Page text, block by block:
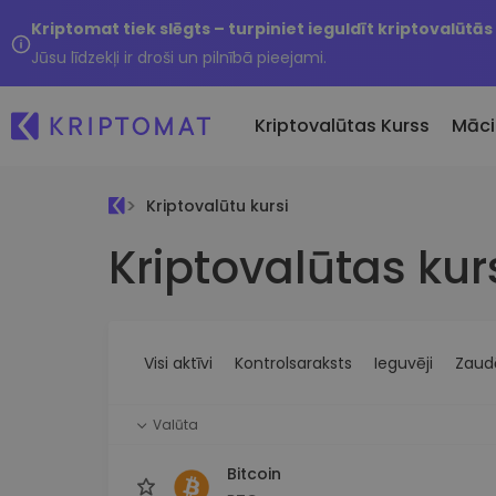
Kriptomat tiek slēgts – turpiniet ieguldīt kriptovalūtās
Jūsu līdzekļi ir droši un pilnībā pieejami.
Kriptovalūtas Kurss
Visas cenas
Vairāk nekā 300 kriptovalūtu Nesen
Pērciet vairāk nekā 300
kriptovalūtas
iespējas
Kriptovalūtu kursi
Kriptovalūtas
Visi aktīvi Kontrolsaraksts Ieguvēji
Valūta
Bitcoin